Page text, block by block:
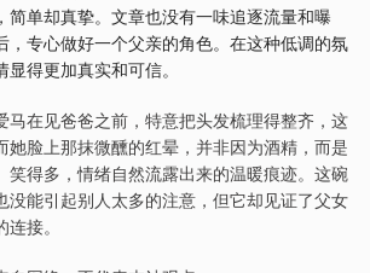
简单却真挚。文章也没有一味追逐流量和曝
，专心做好一个父亲的角色。在这种低调的氛
得更加真实和可信。
马在见爸爸之前，特意把头发梳理得整齐，这
她脸上那抹微醺的红晕，并非因为酒精，而是
笑得多，情绪自然流露出来的温暖痕迹。这碗
没能引起别人太多的注意，但它却见证了父女
接。